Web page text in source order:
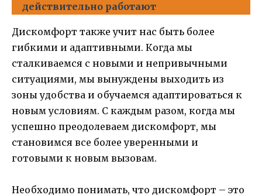
действительно работают
Дискомфорт также учит нас быть более
гибкими и адаптивными. Когда мы
сталкиваемся с новыми и непривычными
ситуациями, мы вынуждены выходить из
зоны удобства и обучаемся адаптироваться к
новым условиям. С каждым разом, когда мы
успешно преодолеваем дискомфорт, мы
становимся все более уверенными и
готовыми к новым вызовам.
Необходимо понимать, что дискомфорт – это